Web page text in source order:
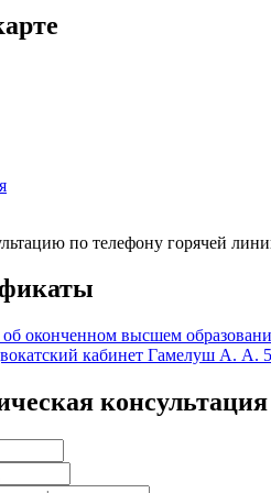
по телефону горячей
консультация